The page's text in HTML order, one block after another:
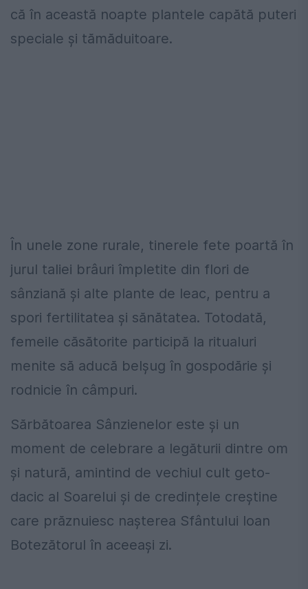
că în această noapte plantele capătă puteri
speciale și tămăduitoare.
În unele zone rurale, tinerele fete poartă în
jurul taliei brâuri împletite din flori de
sânziană și alte plante de leac, pentru a
spori fertilitatea și sănătatea. Totodată,
femeile căsătorite participă la ritualuri
menite să aducă belșug în gospodărie și
rodnicie în câmpuri.
Sărbătoarea Sânzienelor este și un
moment de celebrare a legăturii dintre om
și natură, amintind de vechiul cult geto-
dacic al Soarelui și de credințele creștine
care prăznuiesc nașterea Sfântului Ioan
Botezătorul în aceeași zi.